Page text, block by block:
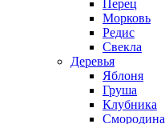
Перец
Морковь
Редис
Свекла
Деревья
Яблоня
Груша
Клубника
Смородина